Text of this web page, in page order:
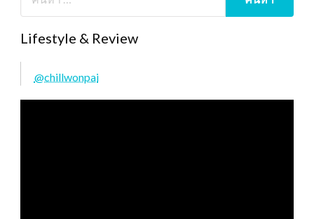
Lifestyle & Review
@chillwonpai